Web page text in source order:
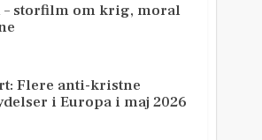
– storfilm om krig, moral
Flere anti-kristne
i Europa i maj 2026